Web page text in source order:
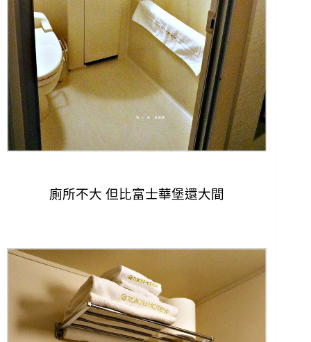
廁所不大 但比富士華堡還大間